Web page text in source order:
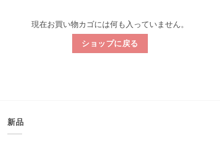
現在お買い物カゴには何も入っていません。
ショップに戻る
新品